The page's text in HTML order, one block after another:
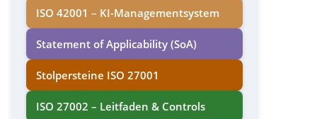
ISO 42001 – KI-Managementsystem
Statement of Applicability (SoA)
Stolpersteine ISO 27001
ISO 27002 – Leitfaden & Controls